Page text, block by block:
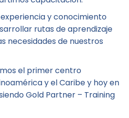
y conocimiento
rutas de aprendizaje
necesidades de nuestros
el primer centro
y el Caribe y hoy en
Gold Partner – Training